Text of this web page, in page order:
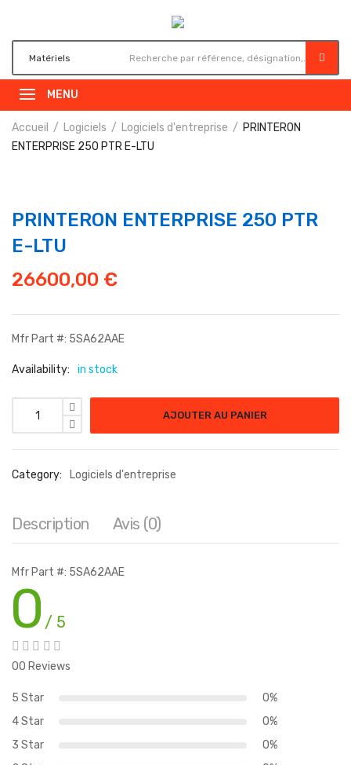
MENU
Accueil Logiciels Logiciels d'entreprise
PRINTERON
ENTERPRISE 250 PTR E-LTU
PRINTERON ENTERPRISE 250 PTR
E-LTU
26600,00 €
Mfr Part #: 5SA62AAE
Availability: in stock
AJOUTER AU PANIER
Category: Logiciels d'entreprise
Description Avis (0)
Mfr Part #: 5SA62AAE
0 / 5
00 Reviews
5 Star
0%
4 Star
0%
3 Star
0%